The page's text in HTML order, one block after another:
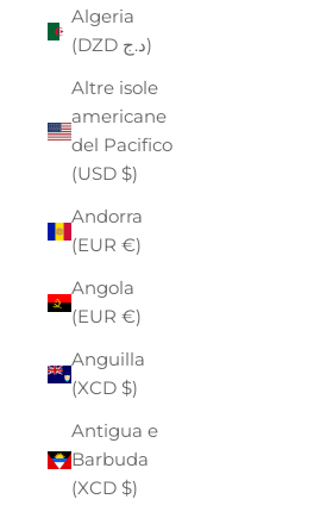
Algeria
(DZD د.ج)
Altre isole
americane
del Pacifico
(USD $)
Andorra
(EUR €)
Angola
(EUR €)
Anguilla
(XCD $)
Antigua e
Barbuda
(XCD $)